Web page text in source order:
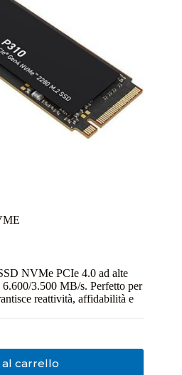
NVMe PCIe 4.0 ad alte
3.500 MB/s. Perfetto per
reattività, affidabilità e
carrello